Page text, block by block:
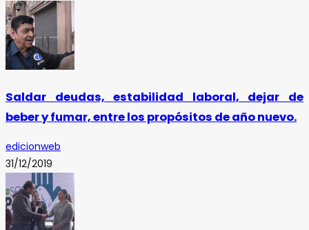
Saldar deudas, estabilidad laboral, dejar de
beber y fumar, entre los propósitos de año nuevo.
edicionweb
31/12/2019